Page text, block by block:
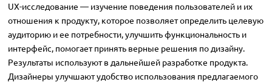
UX-исследование — изучение поведения пользователей и их
отношения к продукту, которое позволяет определить целевую
аудиторию и ее потребности, улучшить функциональность и
интерфейс, помогает принять верные решения по дизайну.
Результаты используют в дальнейшей разработке продукта.
Дизайнеры улучшают удобство использования предлагаемого